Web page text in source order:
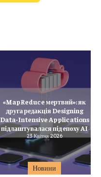
Новини
«MapReduce мертвий»: як
друга редакція Designing
Data-Intensive Applications
підлаштувалася під епоху AI
23 Квітня 2026